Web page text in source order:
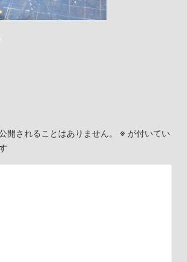
開されることはありません。 ※ が付いてい